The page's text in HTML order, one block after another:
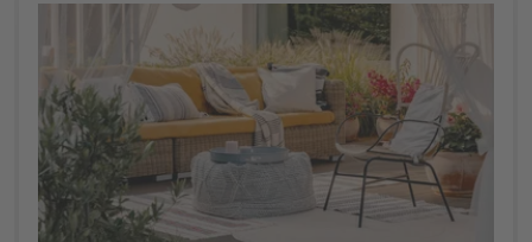
Haustypen 5 Min. Lesezeit20.03.2024
156
3 TIPPS ZUR PLANUNG VON STADTVILLEN
Stadtvillen bieten viel Platz und ein modernes Design. Mit